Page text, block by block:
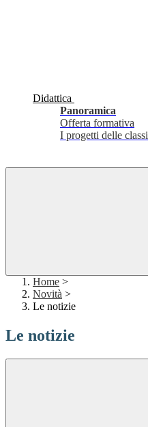
Didattica
Panoramica
Offerta formativa
I progetti delle classi
Home >
Novità >
Le notizie
Le notizie